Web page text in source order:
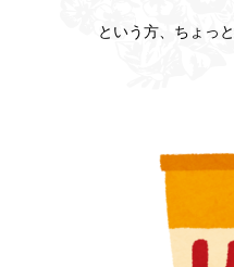
という方、ちょっ